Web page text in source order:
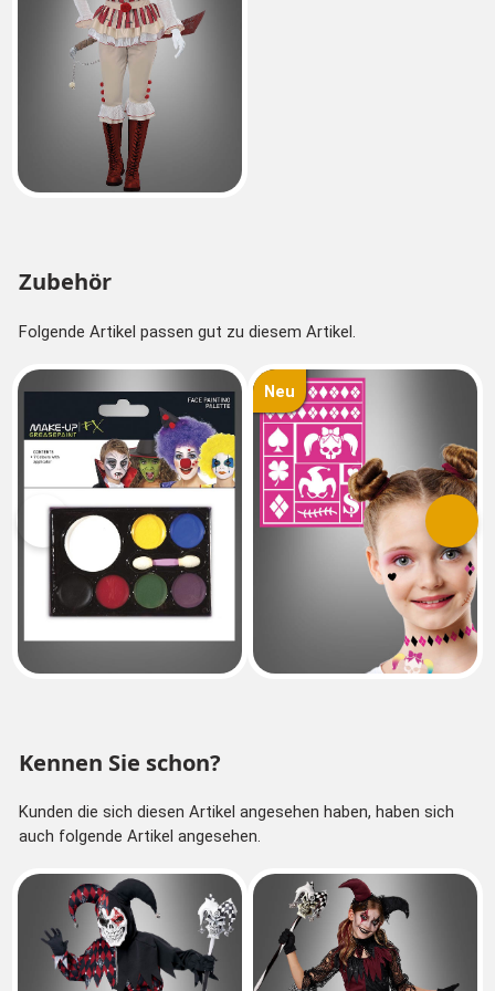
Zubehör
Folgende Artikel passen gut zu diesem Artikel.
Neu
Vorherige
Kennen Sie schon?
Kunden die sich diesen Artikel angesehen haben, haben sich
auch folgende Artikel angesehen.